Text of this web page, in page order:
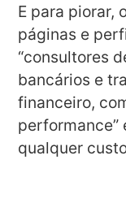
E para piorar,
páginas e
“consultores
bancários e
financeiro,
performance”
qualquer